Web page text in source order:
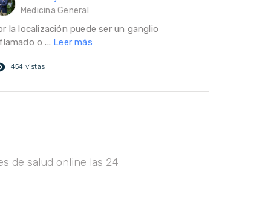
Medicina General
la localización puede ser un ganglio
o ... Leer más
454 vistas
de salud online las 24